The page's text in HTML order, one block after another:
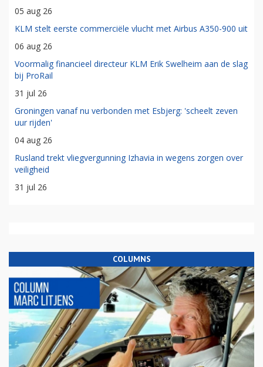
05 aug 26
KLM stelt eerste commerciële vlucht met Airbus A350-900 uit
06 aug 26
Voormalig financieel directeur KLM Erik Swelheim aan de slag
bij ProRail
31 jul 26
Groningen vanaf nu verbonden met Esbjerg: 'scheelt zeven
uur rijden'
04 aug 26
Rusland trekt vliegvergunning Izhavia in wegens zorgen over
veiligheid
31 jul 26
COLUMNS